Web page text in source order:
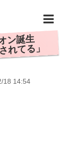
ン誕生
れてる」
18 14:54